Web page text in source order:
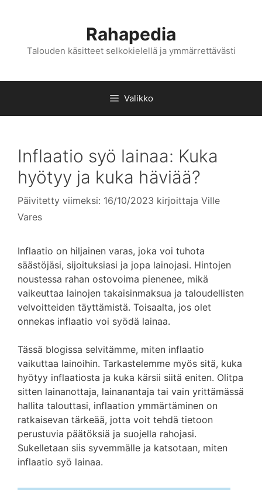
Rahapedia
Talouden käsitteet selkokielellä ja ymmärrettävästi
Valikko
Inflaatio syö lainaa: Kuka
hyötyy ja kuka häviää?
Päivitetty viimeksi: 16/10/2023 kirjoittaja Ville
Vares
Inflaatio on hiljainen varas, joka voi tuhota
säästöjäsi, sijoituksiasi ja jopa lainojasi. Hintojen
noustessa rahan ostovoima pienenee, mikä
vaikeuttaa lainojen takaisinmaksua ja taloudellisten
velvoitteiden täyttämistä. Toisaalta, jos olet
onnekas inflaatio voi syödä lainaa.
Tässä blogissa selvitämme, miten inflaatio
vaikuttaa lainoihin. Tarkastelemme myös sitä, kuka
hyötyy inflaatiosta ja kuka kärsii siitä eniten. Olitpa
sitten lainanottaja, lainanantaja tai vain yrittämässä
hallita talouttasi, inflaation ymmärtäminen on
ratkaisevan tärkeää, jotta voit tehdä tietoon
perustuvia päätöksiä ja suojella rahojasi.
Sukelletaan siis syvemmälle ja katsotaan, miten
inflaatio syö lainaa.